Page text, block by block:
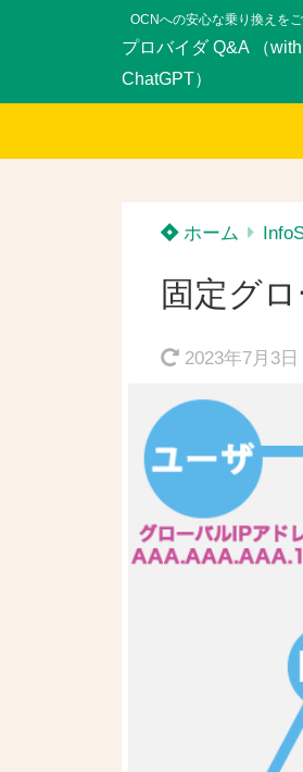
OCNへの安心な乗り換えを
プロバイダ Q&A （with
ChatGPT）
ホーム
固定グ
2023年7月3日